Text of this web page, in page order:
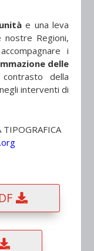
e una leva
nostre Regioni,
i
delle
della
interventi di
TIPOGRAFICA